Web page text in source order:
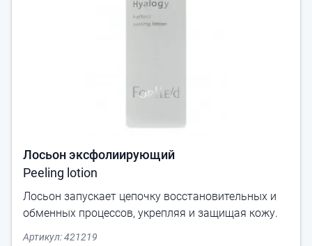
Лосьон эксфолиирующий
Peeling lotion
Лосьон запускает цепочку восстановительных и
обменных процессов, укрепляя и защищая кожу.
Артикул:421219